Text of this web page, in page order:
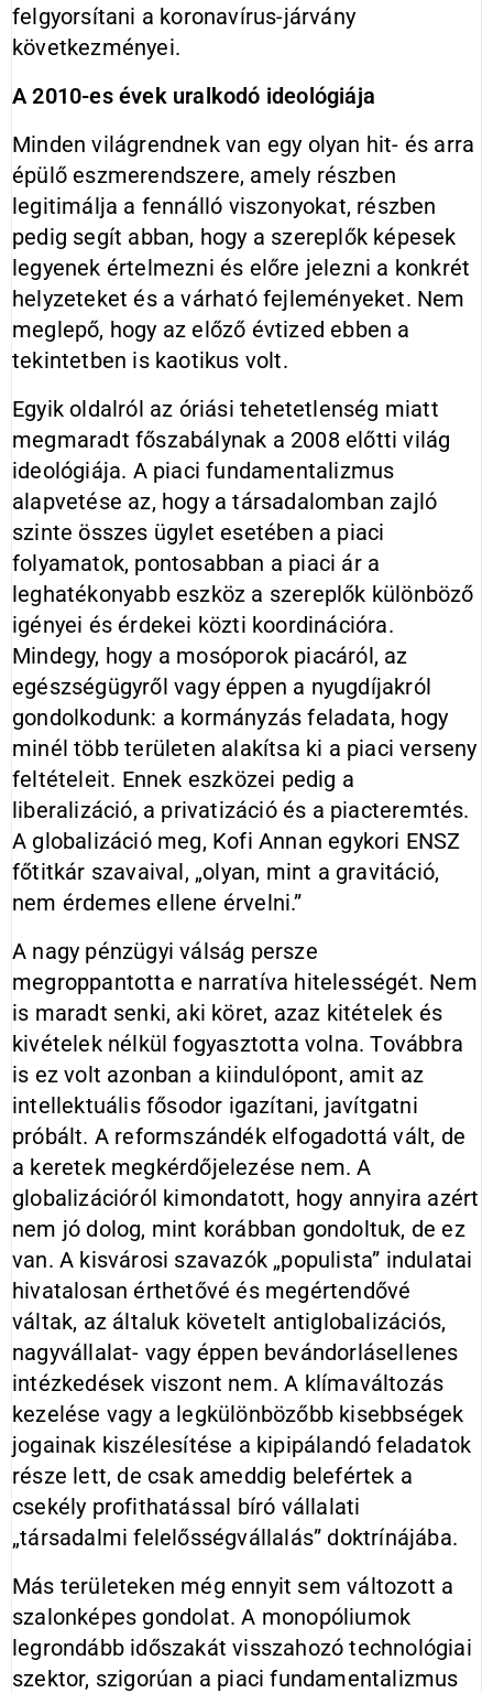
felgyorsítani a koronavírus-járvány
következményei.
A 2010-es évek uralkodó ideológiája
Minden világrendnek van egy olyan hit- és arra
épülő eszmerendszere, amely részben
legitimálja a fennálló viszonyokat, részben
pedig segít abban, hogy a szereplők képesek
legyenek értelmezni és előre jelezni a konkrét
helyzeteket és a várható fejleményeket. Nem
meglepő, hogy az előző évtized ebben a
tekintetben is kaotikus volt.
Egyik oldalról az óriási tehetetlenség miatt
megmaradt főszabálynak a 2008 előtti világ
ideológiája. A piaci fundamentalizmus
alapvetése az, hogy a társadalomban zajló
szinte összes ügylet esetében a piaci
folyamatok, pontosabban a piaci ár a
leghatékonyabb eszköz a szereplők különböző
igényei és érdekei közti koordinációra.
Mindegy, hogy a mosóporok piacáról, az
egészségügyről vagy éppen a nyugdíjakról
gondolkodunk: a kormányzás feladata, hogy
minél több területen alakítsa ki a piaci verseny
feltételeit. Ennek eszközei pedig a
liberalizáció, a privatizáció és a piacteremtés.
A globalizáció meg, Kofi Annan egykori ENSZ
főtitkár szavaival, „olyan, mint a gravitáció,
nem érdemes ellene érvelni.”
A nagy pénzügyi válság persze
megroppantotta e narratíva hitelességét. Nem
is maradt senki, aki köret, azaz kitételek és
kivételek nélkül fogyasztotta volna. Továbbra
is ez volt azonban a kiindulópont, amit az
intellektuális fősodor igazítani, javítgatni
próbált. A reformszándék elfogadottá vált, de
a keretek megkérdőjelezése nem. A
globalizációról kimondatott, hogy annyira azért
nem jó dolog, mint korábban gondoltuk, de ez
van. A kisvárosi szavazók „populista” indulatai
hivatalosan érthetővé és megértendővé
váltak, az általuk követelt antiglobalizációs,
nagyvállalat- vagy éppen bevándorlásellenes
intézkedések viszont nem. A klímaváltozás
kezelése vagy a legkülönbözőbb kisebbségek
jogainak kiszélesítése a kipipálandó feladatok
része lett, de csak ameddig belefértek a
csekély profithatással bíró vállalati
„társadalmi felelősségvállalás” doktrínájába.
Más területeken még ennyit sem változott a
szalonképes gondolat. A monopóliumok
legrondább időszakát visszahozó technológiai
szektor, szigorúan a piaci fundamentalizmus